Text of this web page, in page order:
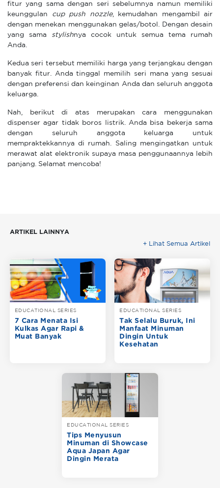
fitur yang sama dengan seri sebelumnya namun memiliki
keunggulan
cup push nozzle, kemudahan mengambil air
dengan menekan menggunakan gelas/botol. Dengan desain
yang sama stylishnya cocok untuk semua tema rumah
Anda.
Kedua seri tersebut memiliki harga yang terjangkau dengan
banyak fitur. Anda tinggal memilih seri mana yang sesuai
dengan preferensi dan keinginan Anda dan seluruh anggota
keluarga.
Nah, berikut di atas merupakan cara menggunakan
dispenser agar tidak boros listrik. Anda bisa bekerja sama
dengan seluruh anggota keluarga untuk
mempraktekkannya di rumah. Saling mengingatkan untuk
merawat alat elektronik supaya masa penggunaannya lebih
panjang. Selamat mencoba!
ARTIKEL LAINNYA
+ Lihat Semua Artikel
EDUCATIONAL SERIES
7 Cara Menata Isi
Kulkas Agar Rapi &
Muat Banyak
EDUCATIONAL SERIES
Tak Selalu Buruk, Ini
Manfaat Minuman
Dingin Untuk
Kesehatan
EDUCATIONAL SERIES
Tips Menyusun
Minuman di Showcase
Aqua Japan Agar
Dingin Merata